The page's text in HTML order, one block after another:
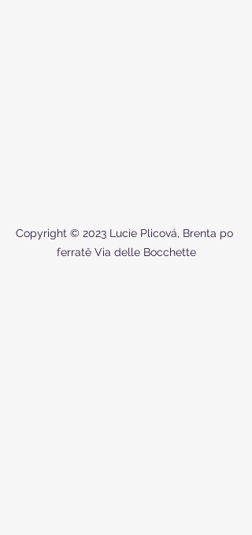
Copyright © 2023 Lucie Plicová, Brenta po
ferratě Via delle Bocchette